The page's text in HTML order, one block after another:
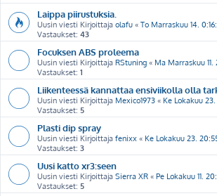
Laippa piirustuksia.
Uusin viesti Kirjoittaja olafu « To Marraskuu 14.
Vastaukset: 43
Focuksen ABS proleema
Uusin viesti Kirjoittaja RStuning « Ma Marraskuu 11.
Vastaukset: 1
Liikenteessä kannattaa ensiviikolla olla
Uusin viesti Kirjoittaja Mexico1973 « Ke Lokakuu 23.
Vastaukset: 5
Plasti dip spray
Uusin viesti Kirjoittaja fenixx « Ke Lokakuu 23.
Vastaukset: 3
Uusi katto xr3:seen
Uusin viesti Kirjoittaja Sierra XR « Pe Lokakuu 11.
Vastaukset: 5